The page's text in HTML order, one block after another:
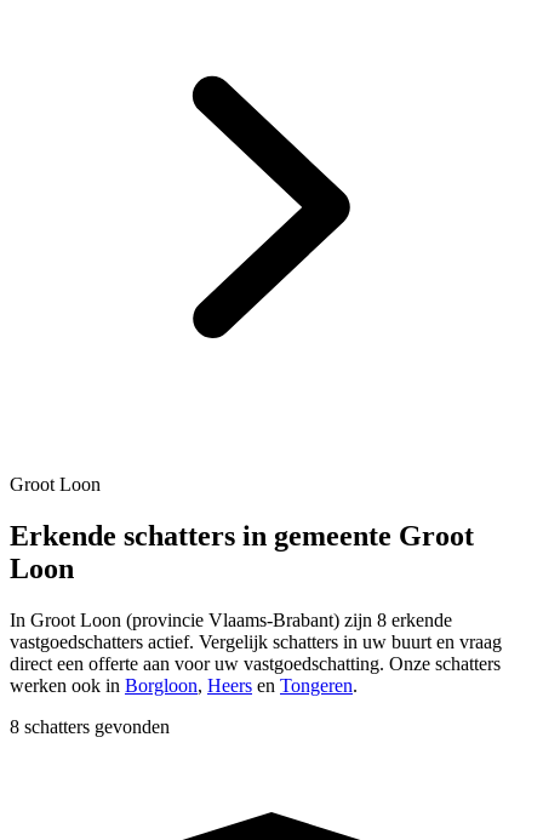
Groot Loon
Erkende schatters in gemeente Groot
Loon
In Groot Loon (provincie Vlaams-Brabant) zijn 8 erkende
vastgoedschatters actief. Vergelijk schatters in uw buurt en vraag
direct een offerte aan voor uw vastgoedschatting. Onze schatters
werken ook in Borgloon, Heers en Tongeren.
8 schatters gevonden